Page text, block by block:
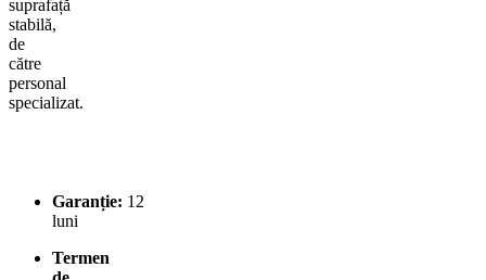
suprafață
stabilă,
de
către
personal
specializat.
Garanție: 12
luni
Termen